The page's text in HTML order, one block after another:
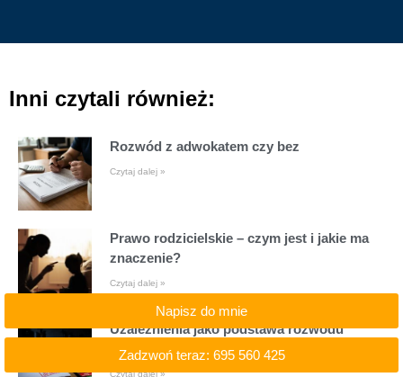
Inni czytali również:
Rozwód z adwokatem czy bez
Czytaj dalej »
Prawo rodzicielskie – czym jest i jakie ma
znaczenie?
Czytaj dalej »
Uzależnienia jako podstawa rozwodu
(hazard / narkotyki)
Czytaj dalej »
Napisz do mnie
Zadzwoń teraz: 695 560 425